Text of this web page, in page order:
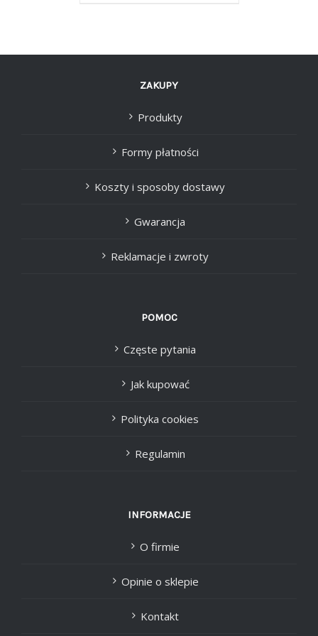
ZAKUPY
Produkty
Formy płatności
Koszty i sposoby dostawy
Gwarancja
Reklamacje i zwroty
POMOC
Częste pytania
Jak kupować
Polityka cookies
Regulamin
INFORMACJE
O firmie
Opinie o sklepie
Kontakt